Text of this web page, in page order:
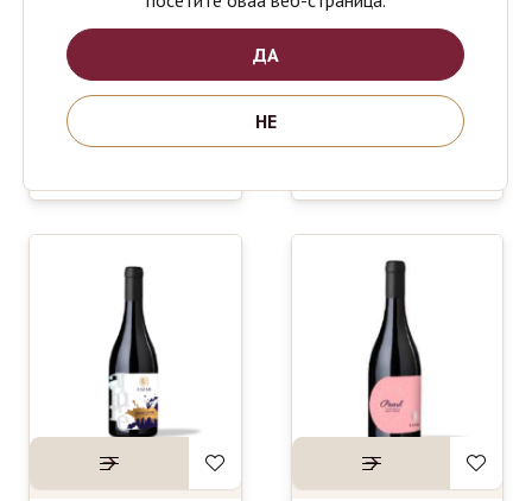
BOVIN
VRANEC
0.75L
630ден
POPOVA
BARRIQUE
890ден
ДА
НЕ